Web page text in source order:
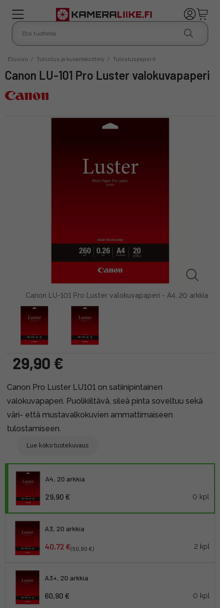
Etusivu / Tulostus ja kuvankäsittely / Tulostuspaperit
Canon LU-101 Pro Luster valokuvapaperi
Canon LU-101 Pro Luster valokuvapaperi - A4, 20 arkkia
29,90 €
Canon Pro Luster LU101 on satiinipintainen
valokuvapaperi. Puolikiiltävä, sileä pinta soveltuu sekä
väri- että mustavalkokuvien ammattimaiseen
tulostamiseen.
Lue koko tuotekuvaus
A4, 20 arkkia
29,90 € 0 kpl
A3, 20 arkkia
40,72 €(50,90 €) 2 kpl
A3+, 20 arkkia
60,90 € 0 kpl